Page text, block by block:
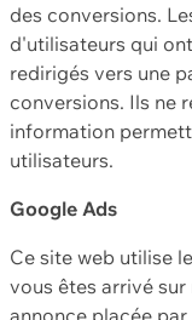
des conversions.
d'utilisateurs qui
redirigés vers une
conversions. Ils ne
information
utilisateurs.
Google Ads
Ce site web utilise
vous êtes arrivé